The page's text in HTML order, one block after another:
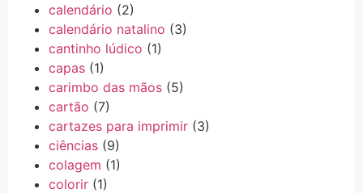
calendário (2)
calendário natalino (3)
cantinho lúdico (1)
capas (1)
carimbo das mãos (5)
cartão (7)
cartazes para imprimir (3)
ciências (9)
colagem (1)
colorir (1)